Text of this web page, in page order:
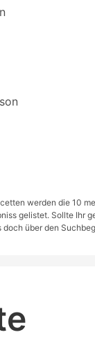
werden die 10
gelistet. Sollte Ihr
doch über den